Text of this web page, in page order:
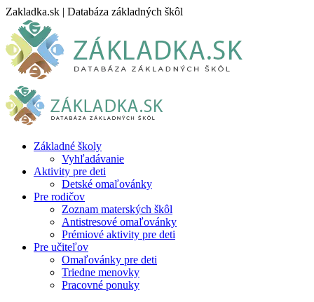
Skip
content
Zakladka.sk | Databáza základných škôl
Základné školy
Vyhľadávanie
Aktivity pre deti
Detské omaľovánky
Pre rodičov
Zoznam materských škôl
Antistresové omaľovánky
Prémiové aktivity pre deti
Pre učiteľov
Omaľovánky pre deti
Triedne menovky
Pracovné ponuky